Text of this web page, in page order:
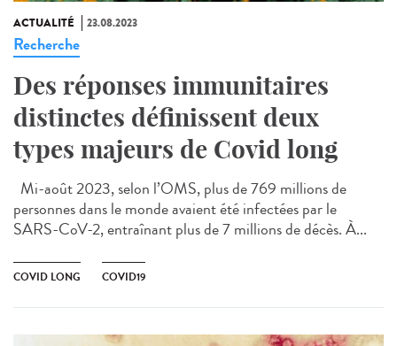
ACTUALITÉ 23.08.2023
Recherche
Des réponses immunitaires
distinctes définissent deux
types majeurs de Covid long
Mi-août 2023, selon l’OMS, plus de 769 millions de
personnes dans le monde avaient été infectées par le
SARS-CoV-2, entraînant plus de 7 millions de décès. À...
COVID LONG COVID19